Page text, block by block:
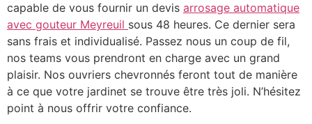
capable de vous fournir un devis arrosage automatique
avec gouteur Meyreuil sous 48 heures. Ce dernier sera
sans frais et individualisé. Passez nous un coup de fil,
nos teams vous prendront en charge avec un grand
plaisir. Nos ouvriers chevronnés feront tout de manière
à ce que votre jardinet se trouve être très joli. N’hésitez
point à nous offrir votre confiance.